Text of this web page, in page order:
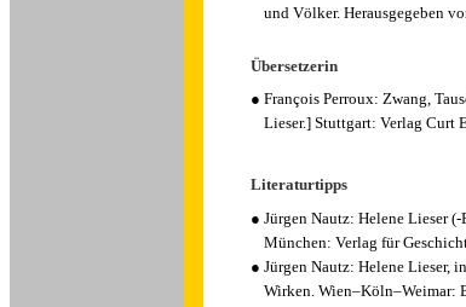
und Völker. Herausgegeben
Übersetzerin
● François Perroux: Zwang,
Lieser.] Stuttgart: Verlag Curt
Literaturtipps
● Jürgen Nautz: Helene Lieser
München: Verlag für
● Jürgen Nautz: Helene Lieser,
Wirken. Wien–Köln–Weimar: